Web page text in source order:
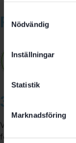
Nödvändig
Inställningar
Statistik
Marknadsföring
3A
Vi är återförsäljare